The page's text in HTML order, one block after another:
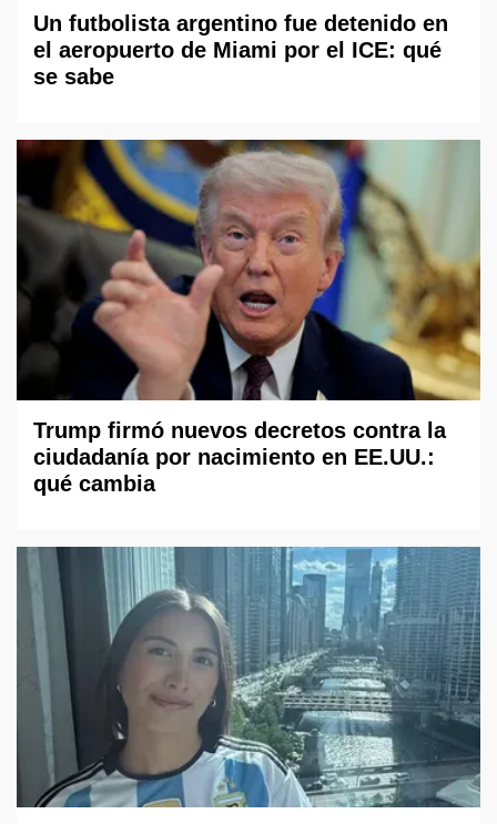
Un futbolista argentino fue detenido en
el aeropuerto de Miami por el ICE: qué
se sabe
Trump firmó nuevos decretos contra la
ciudadanía por nacimiento en EE.UU.:
qué cambia